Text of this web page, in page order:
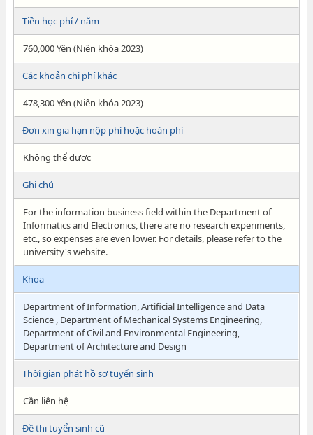
Tiền học phí / năm
760,000 Yên (Niên khóa 2023)
Các khoản chi phí khác
478,300 Yên (Niên khóa 2023)
Đơn xin gia hạn nộp phí hoặc hoàn phí
Không thể được
Ghi chú
For the information business field within the Department of
Informatics and Electronics, there are no research experiments,
etc., so expenses are even lower. For details, please refer to the
university's website.
Khoa
Department of Information, Artificial Intelligence and Data
Science , Department of Mechanical Systems Engineering,
Department of Civil and Environmental Engineering,
Department of Architecture and Design
Thời gian phát hồ sơ tuyển sinh
Cần liên hệ
Đề thi tuyển sinh cũ